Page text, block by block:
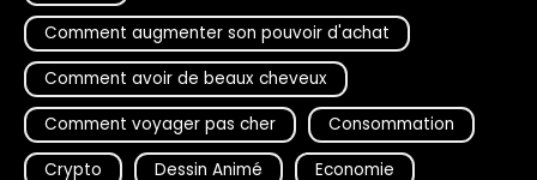
Comment augmenter son pouvoir d'achat
Comment avoir de beaux cheveux
Comment voyager pas cher
Consommation
Crypto
Dessin Animé
Economie